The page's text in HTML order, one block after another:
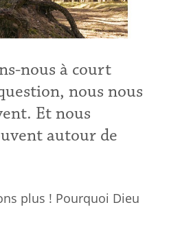
nous à court
nous nous
Et nous
autour de
plus ! Pourquoi Dieu